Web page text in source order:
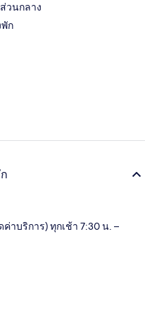
วนกลาง
ก
าบริการ) ทุกเช้า 7:30 น. –